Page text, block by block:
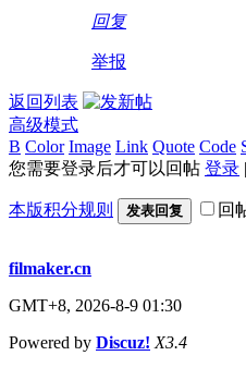
回复
举报
返回列表
高级模式
B Color Image Link Quote Code
您需要登录后才可以回帖 登录 |
本版积分规则 发表回复 回
filmaker.cn
GMT+8, 2026-8-9 01:30
Powered by Discuz! X3.4